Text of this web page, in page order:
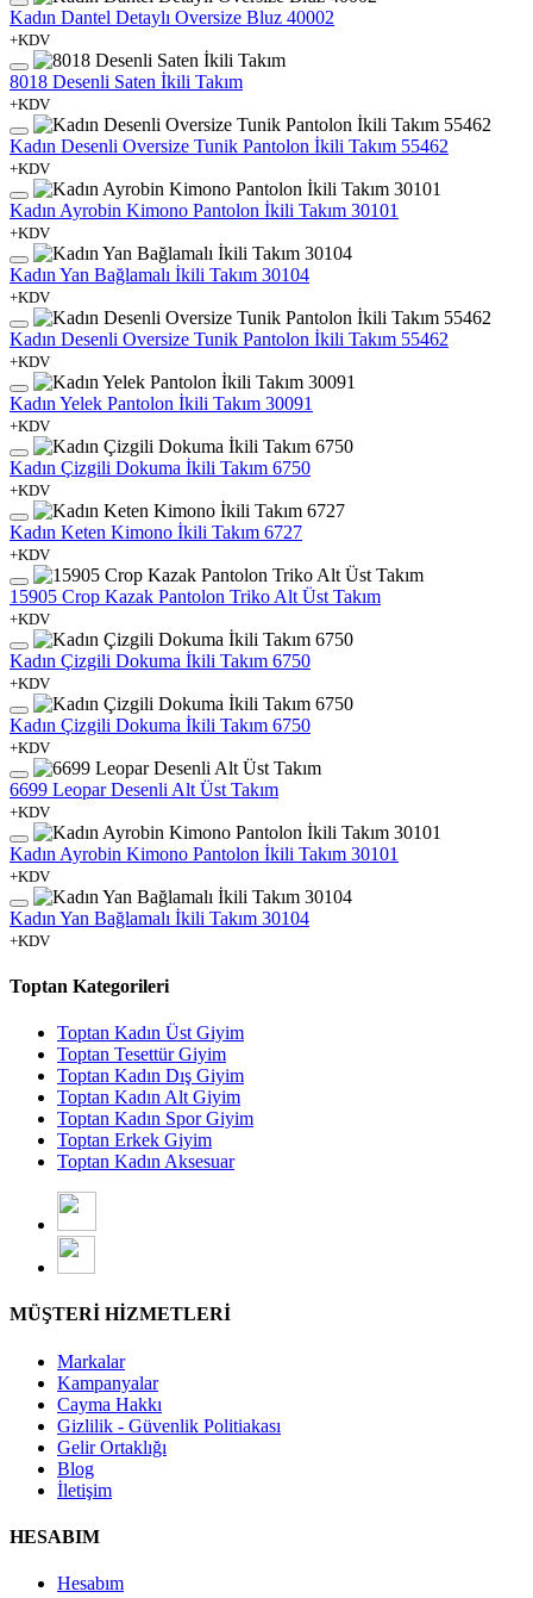
Kadın Dantel Detaylı Oversize Bluz 40002
+KDV
8018 Desenli Saten İkili Takım
+KDV
Kadın Desenli Oversize Tunik Pantolon İkili Takım 55462
+KDV
Kadın Ayrobin Kimono Pantolon İkili Takım 30101
+KDV
Kadın Yan Bağlamalı İkili Takım 30104
+KDV
Kadın Desenli Oversize Tunik Pantolon İkili Takım 55462
+KDV
Kadın Yelek Pantolon İkili Takım 30091
+KDV
Kadın Çizgili Dokuma İkili Takım 6750
+KDV
Kadın Keten Kimono İkili Takım 6727
+KDV
15905 Crop Kazak Pantolon Triko Alt Üst Takım
+KDV
Kadın Çizgili Dokuma İkili Takım 6750
+KDV
Kadın Çizgili Dokuma İkili Takım 6750
+KDV
6699 Leopar Desenli Alt Üst Takım
+KDV
Kadın Ayrobin Kimono Pantolon İkili Takım 30101
+KDV
Kadın Yan Bağlamalı İkili Takım 30104
+KDV
Toptan Kategorileri
Toptan Kadın Üst Giyim
Toptan Tesettür Giyim
Toptan Kadın Dış Giyim
Toptan Kadın Alt Giyim
Toptan Kadın Spor Giyim
Toptan Erkek Giyim
Toptan Kadın Aksesuar
MÜŞTERİ HİZMETLERİ
Markalar
Kampanyalar
Cayma Hakkı
Gizlilik - Güvenlik Politiakası
Gelir Ortaklığı
Blog
İletişim
HESABIM
Hesabım